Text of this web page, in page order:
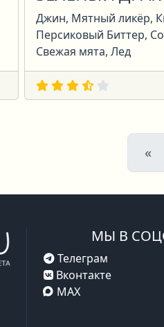
Джин, Мятный ликёр,
Персиковый Биттер,
Свежая мята, Лед
«
МЫ В
Телеграм
Вконтакте
MAX